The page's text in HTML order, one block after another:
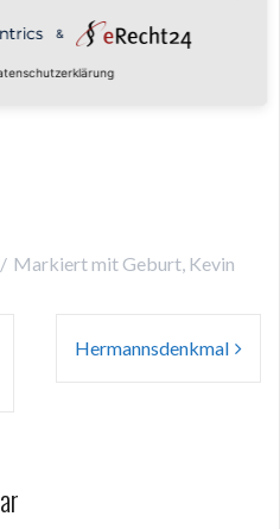
von 11
Markiert mit Geburt, Kevin
Hermannsdenkmal
&